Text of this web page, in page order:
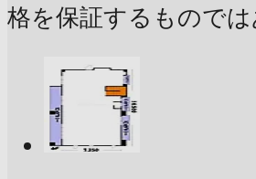
格を保証するもので